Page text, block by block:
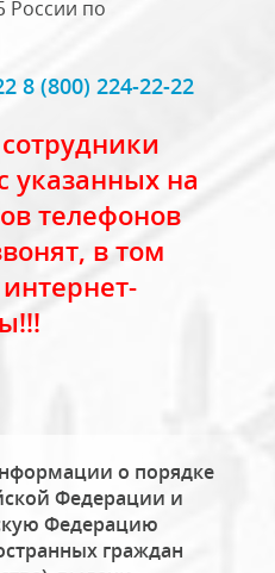
России по
8 (800) 224-22-22
указанных на
телефонов
в том
о порядке
Федерации и
Федерацию
граждан